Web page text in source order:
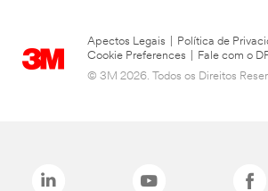
Apectos Legais Política de
Cookie Preferences
Fale com o
© 3M 2026. Todos os Direitos